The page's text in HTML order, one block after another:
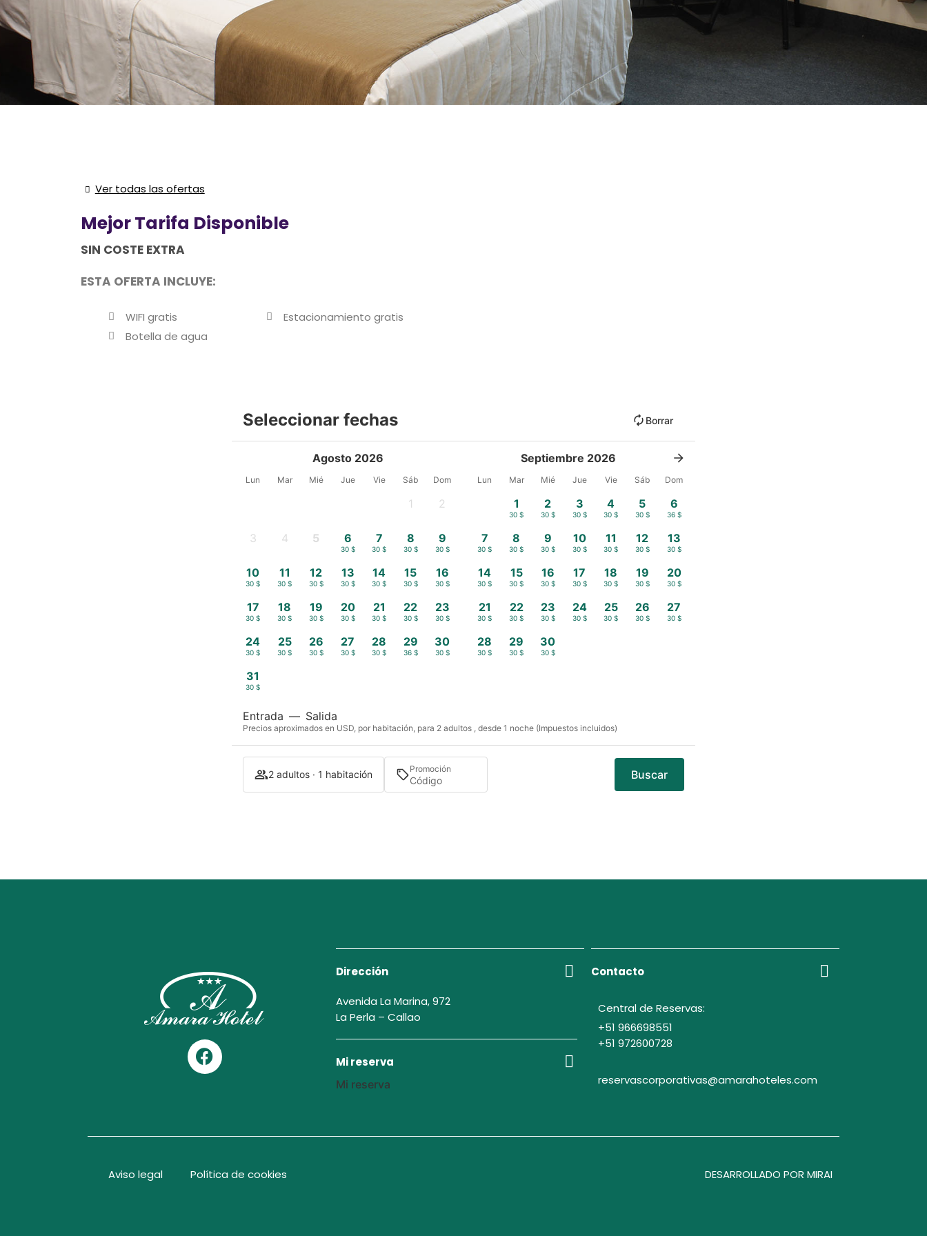
Ver todas las ofertas
Mejor Tarifa Disponible
SIN COSTE EXTRA
ESTA OFERTA INCLUYE:
WIFI gratis
Estacionamiento gratis
Botella de agua
Seleccionar fechas Borrar
Agosto 2026
Lun Mar Mié Jue Vie Sáb Dom
1 2
3 4 5 6
30 $
7
30 $
8
30 $
9
30 $
10
30 $
11
30 $
12
30 $
13
30 $
14
30 $
15
30 $
16
30 $
17
30 $
18
30 $
19
30 $
20
30 $
21
30 $
22
30 $
23
30 $
24
30 $
25
30 $
26
30 $
27
30 $
28
30 $
29
36 $
30
30 $
31
30 $
Septiembre 2026
Lun Mar Mié Jue Vie Sáb Dom
1
30 $
2
30 $
3
30 $
4
30 $
5
30 $
6
36 $
7
30 $
8
30 $
9
30 $
10
30 $
11
30 $
12
30 $
13
30 $
14
30 $
15
30 $
16
30 $
17
30 $
18
30 $
19
30 $
20
30 $
21
30 $
22
30 $
23
30 $
24
30 $
25
30 $
26
30 $
27
30 $
28
30 $
29
30 $
30
30 $
Entrada — Salida
Precios aproximados en USD, por habitación, para 2 adultos , desde 1 noche (Impuestos incluidos)
2 adultos · 1 habitación Promoción Buscar
Dirección
Avenida La Marina, 972
La Perla – Callao
Mi reserva
Mi reserva
Contacto
Central de Reservas:
+51 966698551
+51 972600728
reservascorporativas@amarahoteles.com
Aviso legal Política de cookies DESARROLLADO POR MIRAI